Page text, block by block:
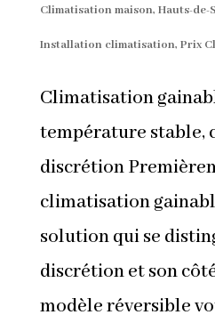
Climatisation maison, Hauts-de-
Installation climatisation, Prix
Climatisation
température stable,
discrétion
climatisation
solution qui se
discrétion et son
modèle réversible